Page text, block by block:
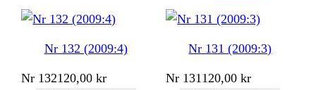
Nr 132 (2009:4)
Nr 132120,00kr
Nr 131 (2009:3)
Nr 131 120,00kr